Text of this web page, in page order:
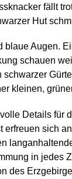
fällt
Hut
Augen.
schauen
kleinen,
Details für
sich
in
des